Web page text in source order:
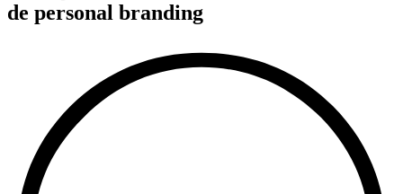
de personal branding